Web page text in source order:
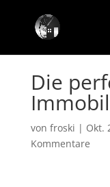
Die
von froski | Okt.
Kommentare